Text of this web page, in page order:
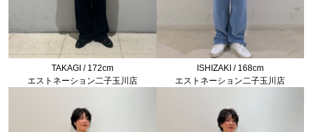
TAKAGI / 172cm
エストネーション二子玉川店
ISHIZAKI / 168cm
エストネーション二子玉川店